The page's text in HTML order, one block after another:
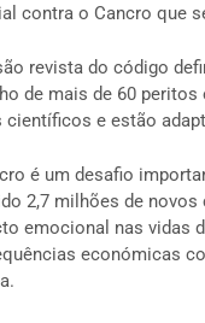
contra o Cancro que
revista do código
de mais de 60
científicos e estão
é um desafio
2,7 milhões de
emocional nas vidas
económicas